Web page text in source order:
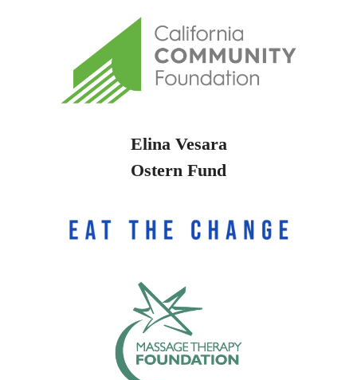
Elina Vesara
Ostern Fund